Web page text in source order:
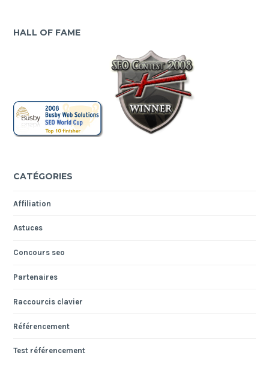
HALL OF FAME
CATÉGORIES
Affiliation
Astuces
Concours seo
Partenaires
Raccourcis clavier
Référencement
Test référencement